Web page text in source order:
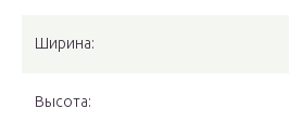
Ширина:
Высота: